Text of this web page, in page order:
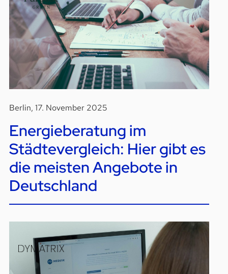
Berlin, 17. November 2025
Energieberatung im
Städtevergleich: Hier gibt es
die meisten Angebote in
Deutschland